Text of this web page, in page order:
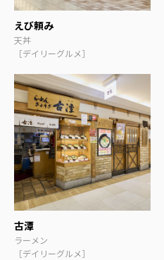
えび頼み
天丼
［デイリーグルメ］
古潭
ラーメン
［デイリーグルメ］